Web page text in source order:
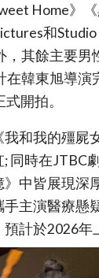
Home》
和
，其餘主要男
在韓東旭導演
開拍。
和我的殭屍
同時在JTBC
中皆展現深
主演醫療懸
計於2026年